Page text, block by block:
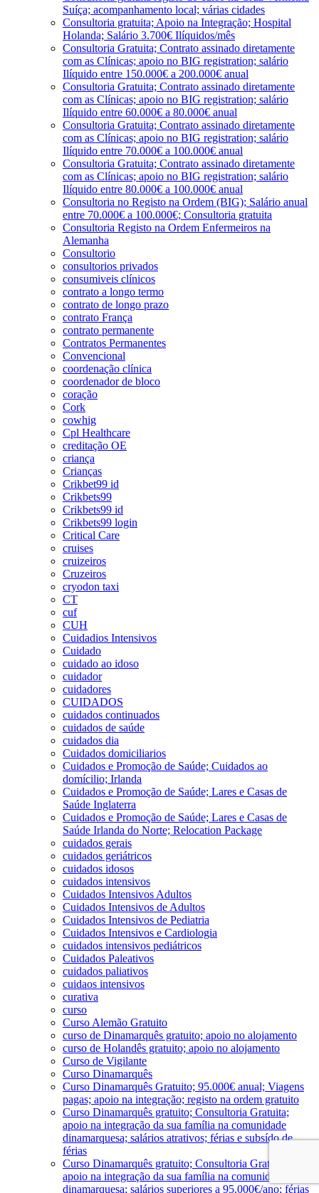
Suíça; acompanhamento local; várias cidades
Consultoria gratuita; Apoio na Integração; Hospital
Holanda; Salário 3.700€ Ilíquidos/mês
Consultoria Gratuita; Contrato assinado diretamente
com as Clínicas; apoio no BIG registration; salário
Ilíquido entre 150.000€ a 200.000€ anual
Consultoria Gratuita; Contrato assinado diretamente
com as Clínicas; apoio no BIG registration; salário
Ilíquido entre 60.000€ a 80.000€ anual
Consultoria Gratuita; Contrato assinado diretamente
com as Clínicas; apoio no BIG registration; salário
Ilíquido entre 70.000€ a 100.000€ anual
Consultoria Gratuita; Contrato assinado diretamente
com as Clínicas; apoio no BIG registration; salário
Ilíquido entre 80.000€ a 100.000€ anual
Consultoria no Registo na Ordem (BIG); Salário anual
entre 70.000€ a 100.000€; Consultoria gratuita
Consultoria Registo na Ordem Enfermeiros na
Alemanha
Consultorio
consultorios privados
consumiveis clínicos
contrato a longo termo
contrato de longo prazo
contrato França
contrato permanente
Contratos Permanentes
Convencional
coordenação clínica
coordenador de bloco
coração
Cork
cowhig
Cpl Healthcare
creditação OE
criança
Crianças
Crikbet99 id
Crikbets99
Crikbets99 id
Crikbets99 login
Critical Care
cruises
cruizeiros
Cruzeiros
cryodon taxi
CT
cuf
CUH
Cuidadios Intensivos
Cuidado
cuidado ao idoso
cuidador
cuidadores
CUIDADOS
cuidados continuados
cuidados de saúde
cuidados dia
Cuidados domiciliarios
Cuidados e Promoção de Saúde; Cuidados ao
domícilio; Irlanda
Cuidados e Promoção de Saúde; Lares e Casas de
Saúde Inglaterra
Cuidados e Promoção de Saúde; Lares e Casas de
Saúde Irlanda do Norte; Relocation Package
cuidados gerais
cuidados geriátricos
cuidados idosos
cuidados intensivos
Cuidados Intensivos Adultos
Cuidados Intensivos de Adultos
Cuidados Intensivos de Pediatria
Cuidados Intensivos e Cardiologia
cuidados intensivos pediátricos
Cuidados Paleativos
cuidados paliativos
cuidaos intensivos
curativa
curso
Curso Alemão Gratuito
curso de Dinamarquês gratuito; apoio no alojamento
curso de Holandês gratuito; apoio no alojamento
Curso de Vigilante
Curso Dinamarquês
Curso Dinamarquês Gratuito; 95.000€ anual; Viagens
pagas; apoio na integração; registo na ordem gratuito
Curso Dinamarquês gratuito; Consultoria Gratuita;
apoio na integração da sua família na comunidade
dinamarquesa; salários atrativos; férias e subsído de
férias
Curso Dinamarquês gratuito; Consultoria Gratuita;
apoio na integração da sua família na comunidade
dinamarquesa; salários superiores a 95.000€/ano; férias